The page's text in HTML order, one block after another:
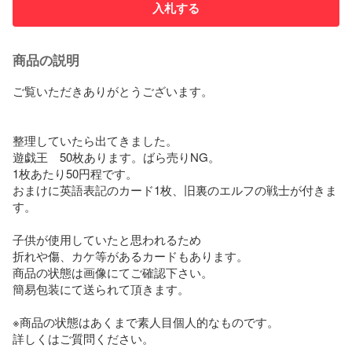
入札する
商品の説明
ご覧いただきありがとうございます。
整理していたら出てきました。
遊戯王　50枚あります。ばら売りNG。
1枚あたり50円程です。
おまけに英語表記のカード1枚、旧裏のエルフの戦士が付きま
す。
子供が使用していたと思われるため
折れや傷、カケ等があるカードもあります。
商品の状態は画像にてご確認下さい。
簡易包装にて送られて頂きます。
※商品の状態はあくまで素人目個人的なものです。
詳しくはご質問ください。